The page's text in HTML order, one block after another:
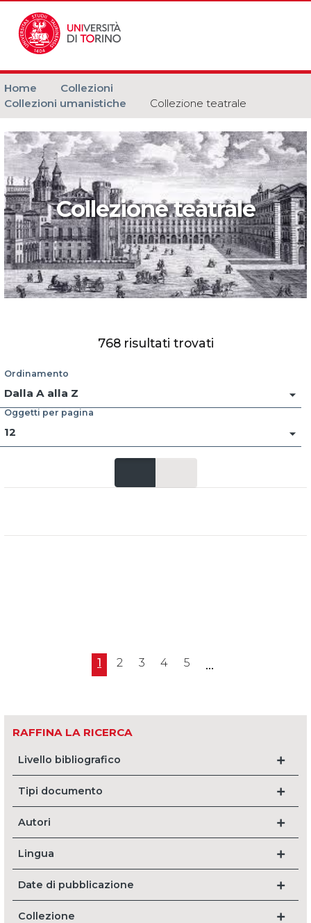
Home
Collezioni
Collezioni umanistiche
Collezione teatrale
Collezione teatrale
768 risultati trovati
Ordinamento
Dalla A alla Z
Oggetti per pagina
12
1 2 3 4 5 ...
RAFFINA LA RICERCA
Livello bibliografico
Tipi documento
Autori
Lingua
Date di pubblicazione
Collezione